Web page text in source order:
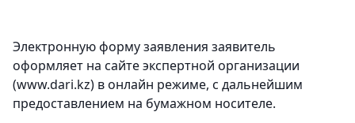
Электронную форму заявления заявитель
оформляет на сайте экспертной организации
(www.dari.kz) в онлайн режиме, с дальнейшим
предоставлением на бумажном носителе.